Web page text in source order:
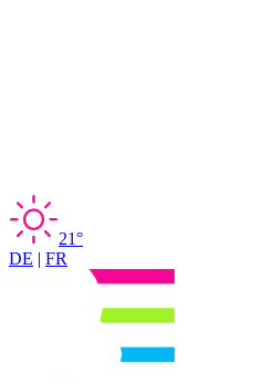
21°
DE | FR